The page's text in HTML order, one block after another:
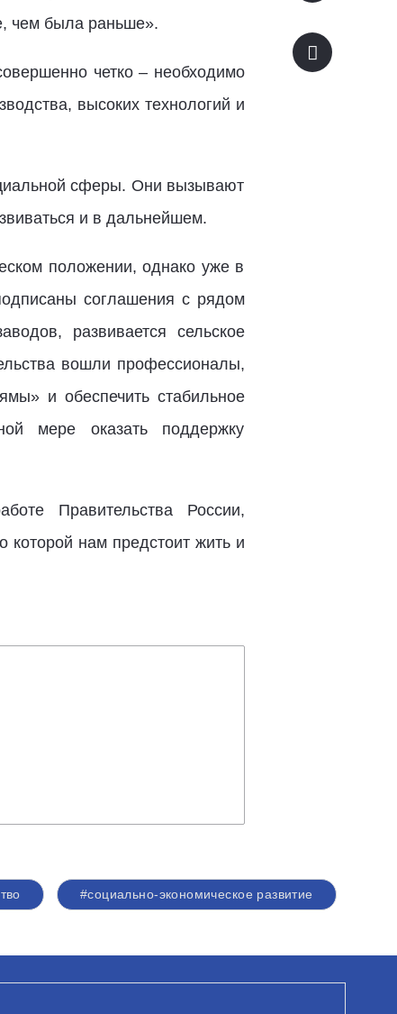
чем была раньше».
четко – необходимо
высоких технологий и
сферы. Они вызывают
и в дальнейшем.
положении, однако уже в
соглашения с рядом
развивается сельское
вошли профессионалы,
и обеспечить стабильное
мере оказать поддержку
Правительства России,
нам предстоит жить и
#социально-экономическое развитие